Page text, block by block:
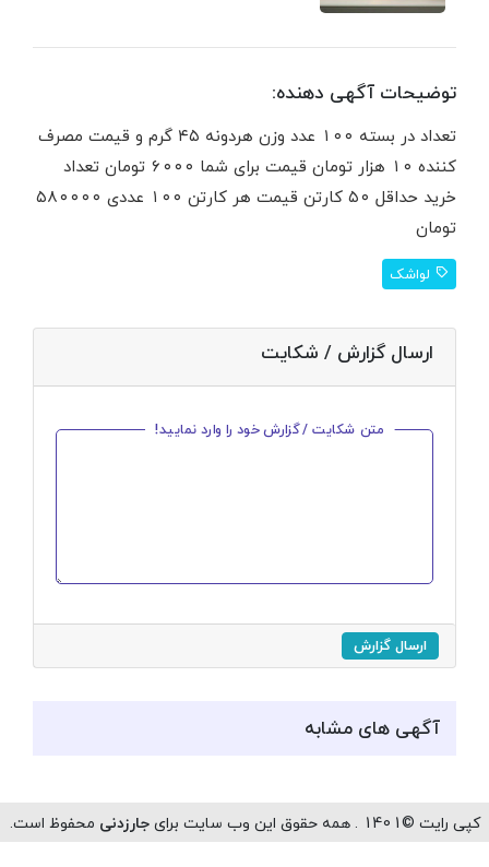
توضیحات آگهی دهنده:
تعداد در بسته ۱۰۰ عدد وزن هردونه ۴۵ گرم و قیمت مصرف
کننده ۱۰ هزار تومان قیمت برای شما ۶۰۰۰ تومان تعداد
خرید حداقل ۵۰ کارتن قیمت هر کارتن ۱۰۰ عددی ۵۸۰۰۰۰
تومان
لواشک
ارسال گزارش / شکایت
متن شکایت / گزارش خود را وارد نمایید!
ارسال گزارش
آگهی های مشابه
©1401 . همه حقوق این وب سایت برای جارزدنیمحفوظ است.